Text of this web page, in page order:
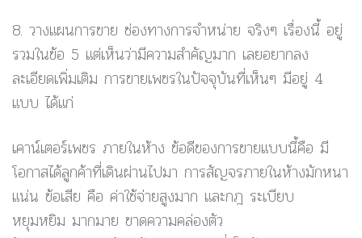
8. วางแผนการขาย ช่องทางการจำหน่าย จริงๆ เรื่องนี้ อยู่
รวมในข้อ 5 แต่เห็นว่ามีความสำคัญมาก เลยอยากลง
ละเอียดเพิ่มเติม การขายเพชรในปัจจุบันที่เห็นๆ มีอยู่ 4
แบบ ได้แก่
เคาน์เตอร์เพชร ภายในห้าง ข้อดีของการขายแบบนี้คือ มี
โอกาสได้ลูกค้าที่เดินผ่านไปมา การสัญจรภายในห้างมักหนา
แน่น ข้อเสีย คือ ค่าใช้จ่ายสูงมาก และกฎ ระเบียบ
หยุมหยิม มากมาย ขาดความคล่องตัว